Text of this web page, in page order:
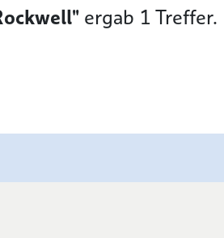
ergab 1 Treffer.